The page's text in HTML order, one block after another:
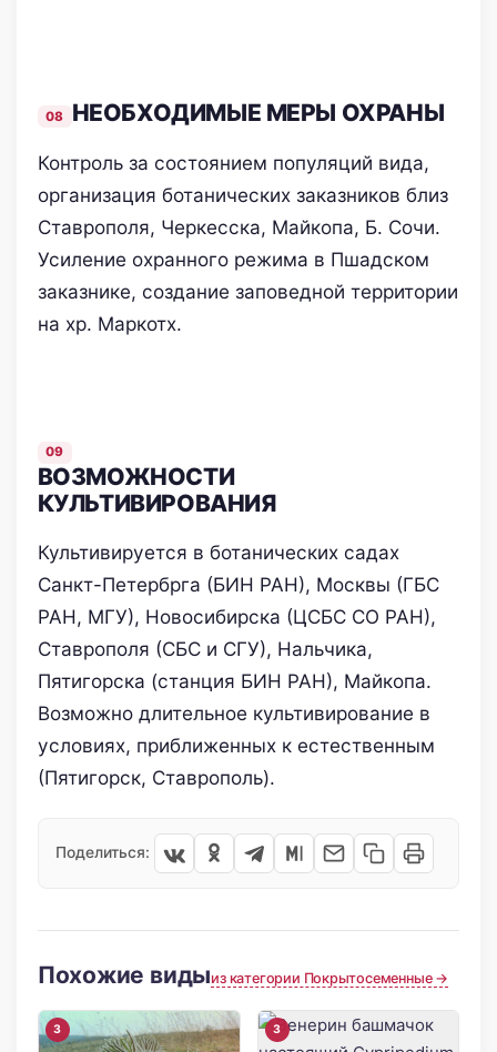
НЕОБХОДИМЫЕ МЕРЫ ОХРАНЫ
Контроль за состоянием популяций вида,
организация ботанических заказников близ
Ставрополя, Черкесска, Майкопа, Б. Сочи.
Усиление охранного режима в Пшадском
заказнике, создание заповедной территории
на хр. Маркотх.
ВОЗМОЖНОСТИ
КУЛЬТИВИРОВАНИЯ
Культивируется в ботанических садах
Санкт-Петербрга (БИН РАН), Москвы (ГБС
РАН, МГУ), Новосибирска (ЦСБС СО РАН),
Ставрополя (СБС и СГУ), Нальчика,
Пятигорска (станция БИН РАН), Майкопа.
Возможно длительное культивирование в
условиях, приближенных к естественным
(Пятигорск, Ставрополь).
Поделиться:
Похожие видыиз категории Покрытосеменные →
3 3